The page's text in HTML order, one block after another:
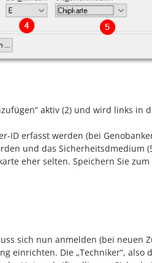
aktiv (2) und wird links in
ID erfasst werden (bei
und das Sicherheitsdmedium
eher selten. Speichern Sie
sich nun anmelden (bei neuen
einrichten. Die „Techniker“, also